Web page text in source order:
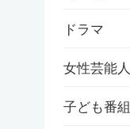
ドラマ
女性芸能人
子ども番組